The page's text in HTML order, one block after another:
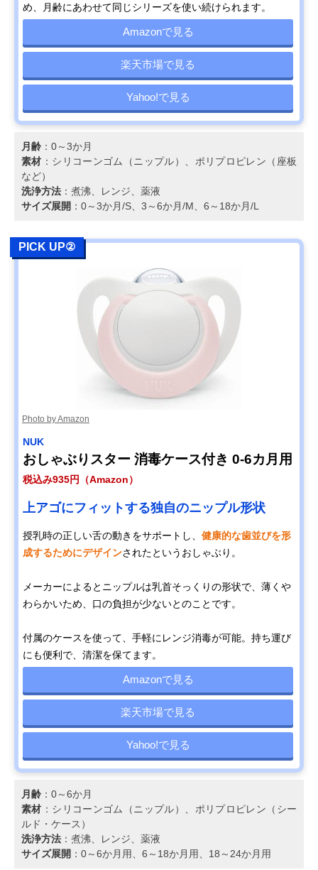
め、月齢にあわせて同じシリーズを使い続けられます。
Amazonで見る
楽天市場で見る
Yahoo!で見る
月齢 ：0～3か月
素材 ：シリコーンゴム（ニップル）、ポリプロピレン（座板
など）
洗浄方法 ：煮沸、レンジ、薬液
サイズ展開 ：0～3か月/S、3～6か月/M、6～18か月/L
PICK UP②
Photo by Amazon
NUK
おしゃぶりスター 消毒ケース付き 0-6カ月用
税込み935円（Amazon）
上アゴにフィットする独自のニップル形状
授乳時の正しい舌の動きをサポートし、 健康的な歯並びを形
成するためにデザインされたというおしゃぶり。
メーカーによるとニップルは乳首そっくりの形状で、薄くや
わらかいため、口の負担が少ないとのことです。
付属のケースを使って、手軽にレンジ消毒が可能。持ち運び
にも便利で、清潔を保てます。
Amazonで見る
楽天市場で見る
Yahoo!で見る
月齢 ：0～6か月
素材 ：シリコーンゴム（ニップル）、ポリプロピレン（シー
ルド・ケース）
洗浄方法 ：煮沸、レンジ、薬液
サイズ展開 ：0～6か月用、6～18か月用、18～24か月用